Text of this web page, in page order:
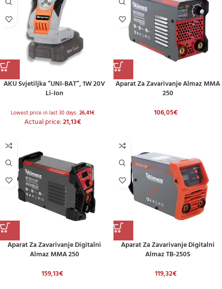
AKU Svjetiljka “UNI-BAT”, 1W 20V
Li-Ion
Lowest price in last 30 days: 26,41€
Actual price:21,13€
Aparat Za Zavarivanje Almaz MMA
250
106,05€
Aparat Za Zavarivanje Digitalni
Almaz MMA 250
159,13€
Aparat Za Zavarivanje Digitalni
Almaz TB-250S
119,32€